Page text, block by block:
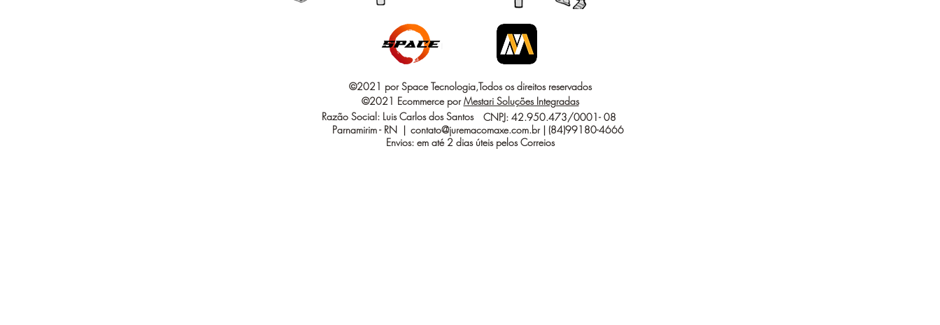
©2021 por Space Tecnologia,Todos os direitos reservados
©2021 Ecommerce porMestari Soluções Integradas
Razão Social: Luis Carlos dos Santos
Parnamirim - RN |
Envios: em até 2 dias úteis pelos Correios
CNPJ: 42.950.473/0001- 08
contato@juremacomaxe.com.br| (84)99180-4666